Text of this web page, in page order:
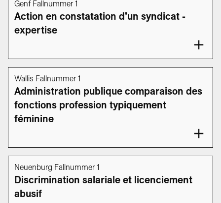
Genf Fallnummer 1
Action en constatation d’un syndicat -
expertise
Wallis Fallnummer 1
Administration publique comparaison des
fonctions profession typiquement
féminine
Neuenburg Fallnummer 1
Discrimination salariale et licenciement
abusif